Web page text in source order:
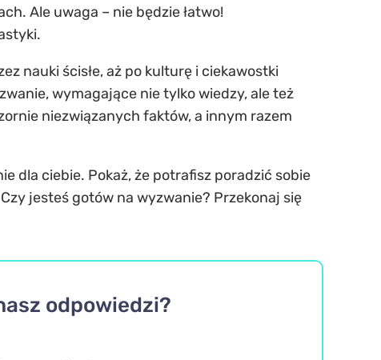
Ale uwaga – nie będzie łatwo!
nauki ścisłe, aż po kulturę i ciekawostki
wymagające nie tylko wiedzy, ale też
niezwiązanych faktów, a innym razem
dla ciebie. Pokaż, że potrafisz poradzić sobie
jesteś gotów na wyzwanie? Przekonaj się
odpowiedzi?